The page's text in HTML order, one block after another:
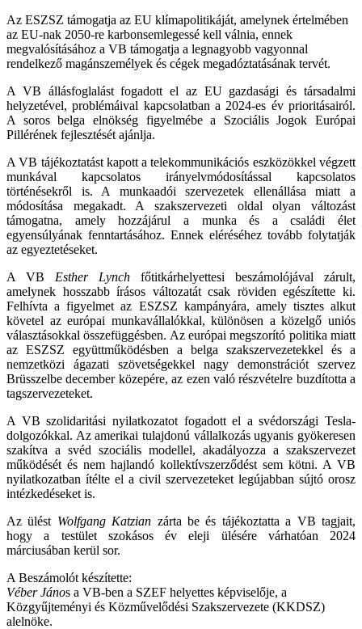
Az ESZSZ támogatja az EU klímapolitikáját, amelynek értelmében
az EU-nak 2050-re karbonsemlegessé kell válnia, ennek
megvalósításához a VB támogatja a legnagyobb vagyonnal
rendelkező magánszemélyek és cégek megadóztatásának tervét.
A VB állásfoglalást fogadott el az EU gazdasági és társadalmi
helyzetével, problémáival kapcsolatban a 2024-es év prioritásairól.
A soros belga elnökség figyelmébe a Szociális Jogok Európai
Pillérének fejlesztését ajánlja.
A VB tájékoztatást kapott a telekommunikációs eszközökkel végzett
munkával kapcsolatos irányelvmódosítással kapcsolatos
történésekről is. A munkaadói szervezetek ellenállása miatt a
módosítása megakadt. A szakszervezeti oldal olyan változást
támogatna, amely hozzájárul a munka és a családi élet
egyensúlyának fenntartásához. Ennek eléréséhez tovább folytatják
az egyeztetéseket.
A VB Esther Lynch főtitkárhelyettesi beszámolójával zárult,
amelynek hosszabb írásos változatát csak röviden egészítette ki.
Felhívta a figyelmet az ESZSZ kampányára, amely tisztes alkut
követel az európai munkavállalókkal, különösen a közelgő uniós
választásokkal összefüggésben. Az európai megszorító politika miatt
az ESZSZ együttműködésben a belga szakszervezetekkel és a
nemzetközi ágazati szövetségekkel nagy demonstrációt szervez
Brüsszelbe december közepére, az ezen való részvételre buzdította a
tagszervezeteket.
A VB szolidaritási nyilatkozatot fogadott el a svédországi Tesla-
dolgozókkal. Az amerikai tulajdonú vállalkozás ugyanis gyökeresen
szakítva a svéd szociális modellel, akadályozza a szakszervezet
működését és nem hajlandó kollektívszerződést sem kötni. A VB
nyilatkozatban ítélte el a civil szervezeteket legújabban sújtó orosz
intézkedéseket is.
Az ülést Wolfgang Katzian zárta be és tájékoztatta a VB tagjait,
hogy a testület szokásos év eleji ülésére várhatóan 2024
márciusában kerül sor.
A Beszámolót készítette:
Véber János a VB-ben a SZEF helyettes képviselője, a
Közgyűjteményi és Közművelődési Szakszervezete (KKDSZ)
alelnöke.